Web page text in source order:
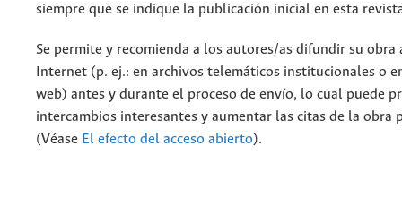
siempre que se indique la publicación inicial en esta
Se permite y recomienda a los autores/as difundir su obra
Internet (p. ej.: en archivos telemáticos institucionales o
web) antes y durante el proceso de envío, lo cual puede
intercambios interesantes y aumentar las citas de la obra
(Véase El efecto del acceso abierto).